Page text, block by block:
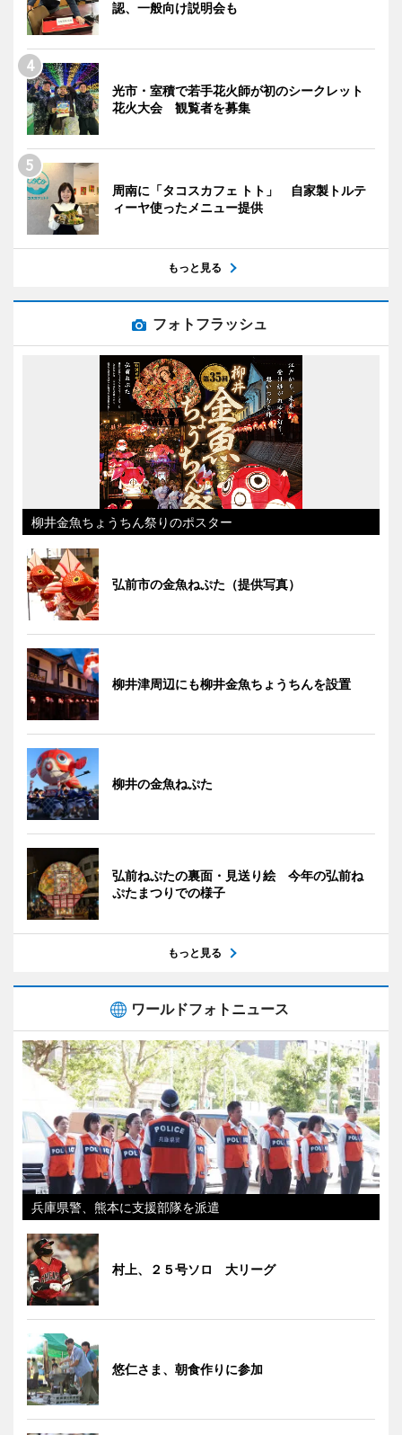
認、一般向け説明会も
光市・室積で若手花火師が初のシークレット
花火大会 観覧者を募集
周南に「タコスカフェ トト」 自家製トルテ
ィーヤ使ったメニュー提供
もっと見る
フォトフラッシュ
柳井金魚ちょうちん祭りのポスター
弘前市の金魚ねぷた（提供写真）
柳井津周辺にも柳井金魚ちょうちんを設置
柳井の金魚ねぷた
弘前ねぷたの裏面・見送り絵 今年の弘前ね
ぷたまつりでの様子
もっと見る
ワールドフォトニュース
兵庫県警、熊本に支援部隊を派遣
村上、２５号ソロ 大リーグ
悠仁さま、朝食作りに参加